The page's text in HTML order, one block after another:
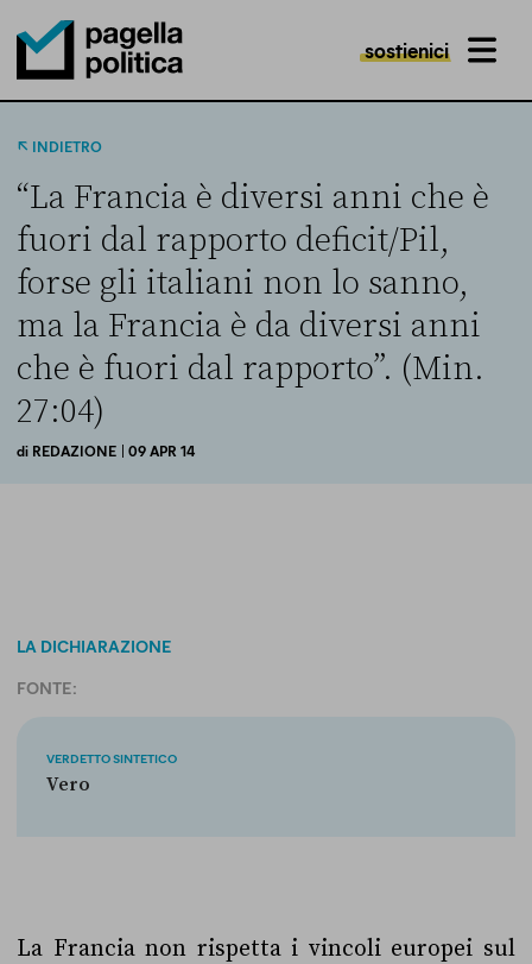
Pagella Politica Logo
sostienici MENU
INDIETRO
“La Francia è diversi anni che è
fuori dal rapporto deficit/Pil,
forse gli italiani non lo sanno,
ma la Francia è da diversi anni
che è fuori dal rapporto”. (Min.
27:04)
di REDAZIONE | 09 APR 14
LA DICHIARAZIONE
FONTE:
VERDETTO SINTETICO
Vero
La Francia non rispetta i vincoli europei sul